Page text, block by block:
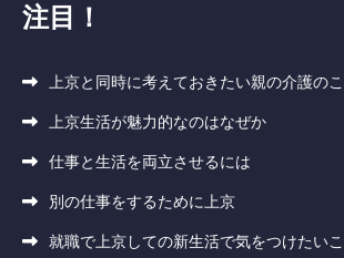
注目！
上京と同時に考えておきたい親の介護の
上京生活が魅力的なのはなぜか
仕事と生活を両立させるには
別の仕事をするために上京
就職で上京しての新生活で気をつけたいこ